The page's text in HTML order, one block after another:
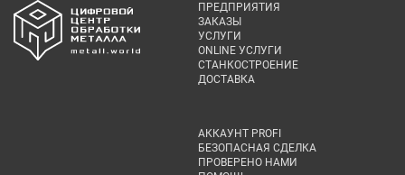
ПРЕДПРИЯТИЯ
ЗАКАЗЫ
УСЛУГИ
ONLINE УСЛУГИ
СТАНКОСТРОЕНИЕ
ДОСТАВКА
АККАУНТ PROFI
БЕЗОПАСНАЯ СДЕЛКА
ПРОВЕРЕНО НАМИ